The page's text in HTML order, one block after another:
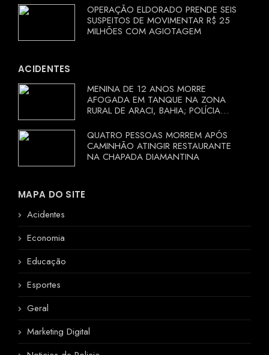
OPERAÇÃO ELDORADO PRENDE SEIS
SUSPEITOS DE MOVIMENTAR R$ 25
MILHÕES COM AGIOTAGEM
ACIDENTES
MENINA DE 12 ANOS MORRE
AFOGADA EM TANQUE NA ZONA
RURAL DE ARACI, BAHIA; POLÍCIA
QUATRO PESSOAS MORREM APÓS
CAMINHÃO ATINGIR RESTAURANTE
NA CHAPADA DIAMANTINA
MAPA DO SITE
Acidentes
Economia
Educação
Esportes
Geral
Marketing Digital